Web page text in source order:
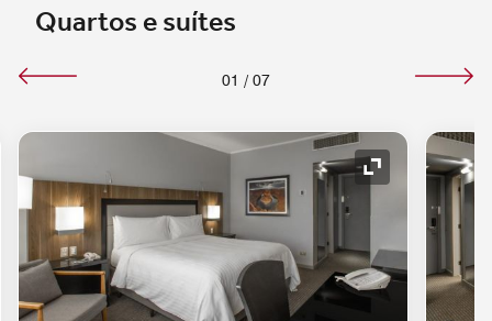
Quartos e suítes
01 / 07
de expansão Ícone de